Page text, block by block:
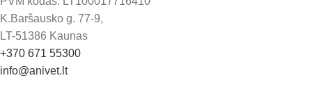
K.Baršausko g. 77-9,
LT-51386 Kaunas
+370 671 55300
info@anivet.lt